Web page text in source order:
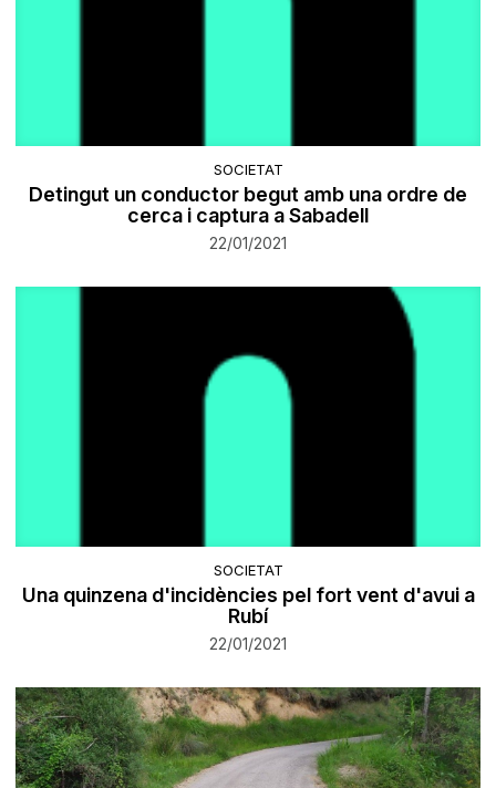
SOCIETAT
Detingut un conductor begut amb una ordre de
cerca i captura a Sabadell
22/01/2021
SOCIETAT
Una quinzena d'incidències pel fort vent d'avui a
Rubí
22/01/2021